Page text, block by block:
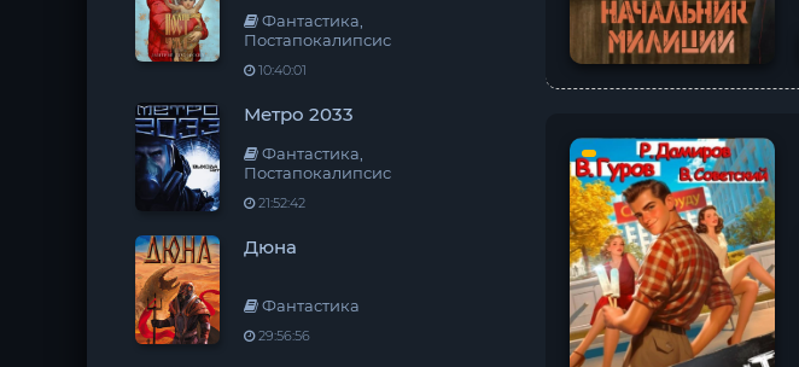
Фантастика,
Постапокалипсис
10:40:01
Метро 2033
Фантастика,
Постапокалипсис
21:52:42
Дюна
Фантастика
29:56:56